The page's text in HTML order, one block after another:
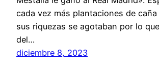
cada vez más plantaciones de
sus riquezas se agotaban por lo
del…
diciembre 8, 2023